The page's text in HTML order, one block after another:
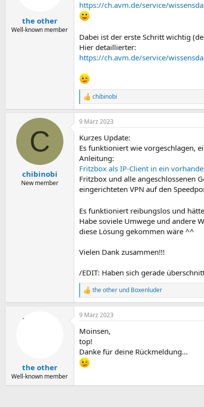
e
n
the other
Well-known member
https://ch.avm.de/service/
Dabei ist der erste Schritt wichtig
Hier detaillierter:
https://ch.avm.de/service/
R
e
a
k
i
o
e
n
:
chibinobi
C
chibinobi
New member
9 März 2023
Kurzes Update:
Es funktioniert wie vorgeschlagen,
Anleitung:
Fritzbox als IP-Client in ein
Fritzbox und alle angeschlossenen
eingerichteten VPN auf den
Es funktioniert reibungslos und
Habe soviele Umwege und andere
diese Lösung gekommen wäre ^^
Vielen Dank zusammen!!!
/EDIT: Haben sich gerade
R
e
a
k
i
o
n
e
n
the other und Boxenluder
the other
Well-known member
9 März 2023
Moinsen,
top!
Danke für deine Rückmeldung...